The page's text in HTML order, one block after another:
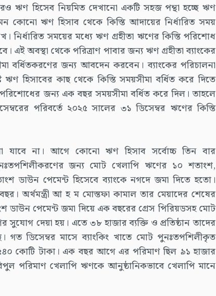
ঋণ হিসেব নিয়মিত দেখানো একটি সহজ পন্থা হচ্ছে ঋণ
কোনো ঋণ হিসাব থেকে কিস্তি আদায়ের নির্ধারিত সময়
নির্ধারিত সময়ের মধ্যে ঋণ গ্রহীতা ঋণের কিস্তি পরিশোধ
এই অবস্থা থেকে পরিত্রাণ পাবার জন্য ঋণ গ্রহীতা ব্যাংকের
বর্ধিতকরণের জন্য আবদেন করবেন। ব্যাংকের পরিচালনা
ঋণ হিসাবের কাছ থেকে কিস্তি সময়সীমা বর্ধিত করে দিতে
পরিশোধের জন্য এক বছর সময়সীমা বর্ধিত করে দিল। তাহলে
পরিবর্তে ২০২৫ সালের ৩১ ডিসেম্বর ঋণের কিস্তি
না। আগে কোনো ঋণ হিসাব সর্বোচ্চ তিন বার
জন্য মোট খেলাপি ঋণের ১০ শতাংশ,
ডাউন পেমেন্ট হিসেবে ব্যাংকে নগদে জমা দিতে হতো।
অর্থমন্ত্রী আ হ ম মোস্তফা কামাল তার মেয়াদের শেষের
ডাউন পেমেন্ট জমা দিয়ে এক বছরের গ্রেস পিরিয়ডসহ মোট
দেয়া হয়। এতে ৩৮ হাজার ব্যক্তি ও প্রতিষ্ঠান তাদের
গত ডিসেম্বর মাসে ব্যাংকিং খাতে মোট পুনঃতপশিলীকৃত
কোটি টাকা। এক বছর আগে এর পরিমাণ ছিল ৯১ হাজার
পরিমাণ খেলাপি ঋণকে আনুষ্ঠানিকভাবে খেলাপি মানে